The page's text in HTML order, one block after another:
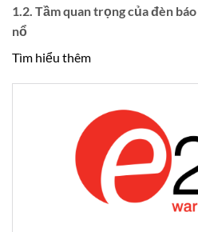
1.2. Tầm quan trọng của đèn
nổ
Tìm hiểu thêm